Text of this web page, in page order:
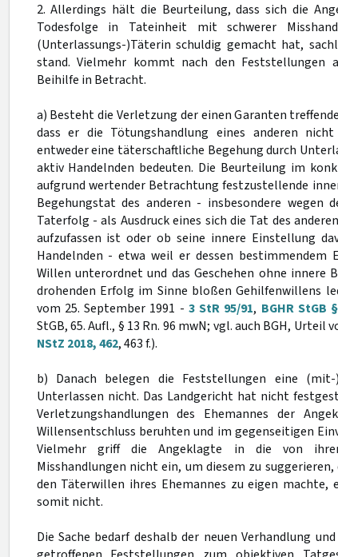
2. Allerdings hält die Beurteilung, dass sich die
Todesfolge in Tateinheit mit schwerer
(Unterlassungs-)Täterin schuldig gemacht hat,
stand. Vielmehr kommt nach den Feststellungen
Beihilfe in Betracht.
a) Besteht die Verletzung der einen Garanten
dass er die Tötungshandlung eines anderen
entweder eine täterschaftliche Begehung durch
aktiv Handelnden bedeuten. Die Beurteilung im
aufgrund wertender Betrachtung festzustellende
Begehungstat des anderen - insbesondere wegen
Taterfolg - als Ausdruck eines sich die Tat des
aufzufassen ist oder ob seine innere Einstellung
Handelnden - etwa weil er dessen bestimmendem
Willen unterordnet und das Geschehen ohne innere
drohenden Erfolg im Sinne bloßen Gehilfenwillens
vom 25. September 1991 - 3 StR 95/91, BGHR StGB
StGB, 65. Aufl., § 13 Rn. 96 mwN; vgl. auch BGH, Urteil
NStZ 2018, 462, 463 f.).
b) Danach belegen die Feststellungen eine (mit-
Unterlassen nicht. Das Landgericht hat nicht
Verletzungshandlungen des Ehemannes der
Willensentschluss beruhten und im gegenseitigen
Vielmehr griff die Angeklagte in die von
Misshandlungen nicht ein, um diesem zu suggerieren,
den Täterwillen ihres Ehemannes zu eigen machte,
somit nicht.
Die Sache bedarf deshalb der neuen Verhandlung